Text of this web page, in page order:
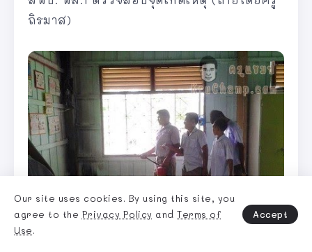
ถิรมาส)
Our site uses cookies. By using this site, you
agree to the Privacy Policy and Terms of
Use.
Accept